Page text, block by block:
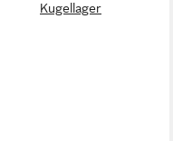
Kugellager